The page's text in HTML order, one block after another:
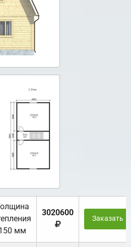
мм
3020600
Заказать